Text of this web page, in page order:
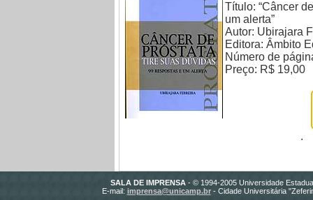
Título: “Câncer
um alerta”
Autor: Ubirajara
Editora: Âmbito
Número de
Preço: R$ 19,00
.
SALA DE IMPRENSA- © 1994-2005 Universidade
E-mail: imprensa@unicamp.br- Cidade Universitária